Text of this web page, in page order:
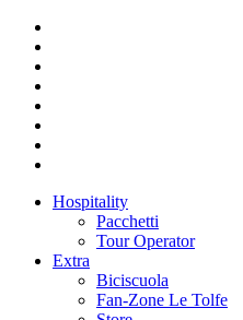
Hospitality
Pacchetti
Tour Operator
Extra
Biciscuola
Fan-Zone Le Tolfe